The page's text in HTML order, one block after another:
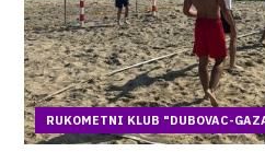
RUKOMETNI KLUB "DUBOVAC-